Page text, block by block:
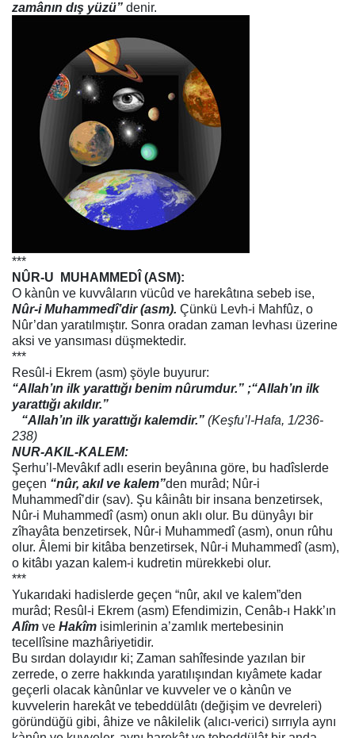
zamânın dış yüzü” denir.
***
NÛR-U
MUHAMMEDÎ (ASM):
O kànûn ve kuvvâların vücûd ve harekâtına sebeb ise,
Nûr-i Muhammedî’dir (asm). Çünkü Levh-i Mahfûz, o
Nûr’dan yaratılmıştır. Sonra oradan zaman levhası üzerine
aksi ve yansıması düşmektedir.
***
Resûl-i Ekrem (asm) şöyle buyurur:
“Allah’ın ilk yarattığı benim nûrumdur.” ;“Allah’ın ilk
yarattığı akıldır.”
“Allah’ın ilk yarattığı kalemdir.” (Keşfu’l-Hafa, 1/236-
238)
NUR-AKIL-KALEM:
Şerhu’l-Mevâkıf adlı eserin beyânına göre, bu hadîslerde
geçen “nûr, akıl ve kalem”den murâd; Nûr-i
Muhammedî’dir (sav). Şu kâinâtı bir insana benzetirsek,
Nûr-i Muhammedî (asm) onun aklı olur. Bu dünyâyı bir
zîhayâta benzetirsek, Nûr-i Muhammedî (asm), onun rûhu
olur. Âlemi bir kitâba benzetirsek, Nûr-i Muhammedî (asm),
o kitâbı yazan kalem-i kudretin mürekkebi olur.
***
Yukarıdaki hadislerde geçen “nûr, akıl ve kalem”den
murâd; Resûl-i Ekrem (asm) Efendimizin, Cenâb-ı Hakk’ın
Alîm ve Hakîm isimlerinin a’zamlık mertebesinin
tecellîsine mazhâriyetidir.
Bu sırdan dolayıdır ki; Zaman sahîfesinde yazılan bir
zerrede, o zerre hakkında yaratılışından kıyâmete kadar
geçerli olacak kànûnlar ve kuvveler ve o kànûn ve
kuvvelerin harekât ve tebeddülâtı (değişim ve devreleri)
göründüğü gibi, âhize ve nâkilelik (alıcı-verici) sırrıyla aynı